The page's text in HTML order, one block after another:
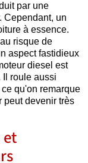
par une
Cependant, un
à essence.
risque de
aspect fastidieux
diesel est
Il roule aussi
qu'on remarque
peut devenir très